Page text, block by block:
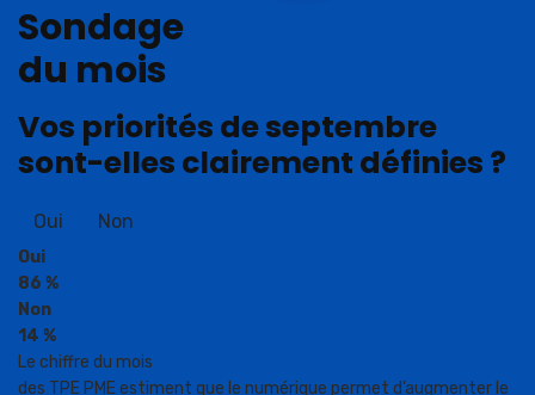
Sondage
du mois
Vos priorités de septembre
sont-elles clairement définies ?
Oui Non
Oui
86 %
Non
14 %
Le chiffre du mois
des TPE PME estiment que le numérique permet d’augmenter le